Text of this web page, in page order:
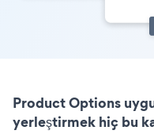
Product Options
yerleştirmek hiç bu